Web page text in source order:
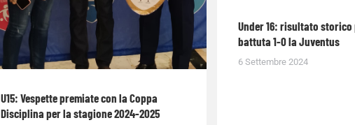
U15: Vespette premiate con la Coppa
Disciplina per la stagione 2024-2025
Under 16: risultato storico
battuta 1-0 la Juventus
6 Settembre 2024